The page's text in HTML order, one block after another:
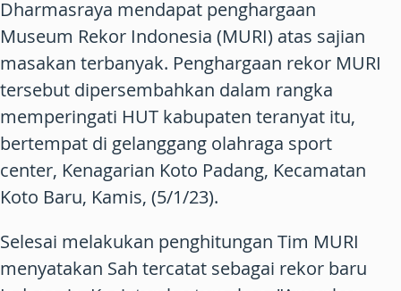
Dharmasraya mendapat penghargaan
Museum Rekor Indonesia (MURI) atas sajian
masakan terbanyak. Penghargaan rekor MURI
tersebut dipersembahkan dalam rangka
memperingati HUT kabupaten teranyat itu,
bertempat di gelanggang olahraga sport
center, Kenagarian Koto Padang, Kecamatan
Koto Baru, Kamis, (5/1/23).
Selesai melakukan penghitungan Tim MURI
menyatakan Sah tercatat sebagai rekor baru